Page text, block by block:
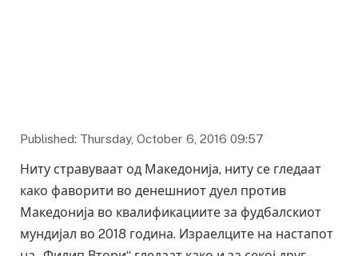
Published: Thursday, October 6, 2016 09:57
Ниту стравуваат од Македонија, ниту се гледаат
како фаворити во денешниот дуел против
Македонија во квалификациите за фудбалскиот
мундијал во 2018 година. Израелците на настапот